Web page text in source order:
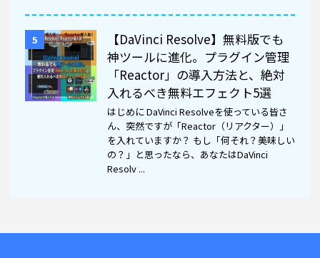
5
【DaVinci Resolve】無料版でも
神ツールに進化。プラグイン管理
「Reactor」の導入方法と、絶対
入れるべき無料エフェクト5選
はじめに DaVinci Resolveを使っている皆さ
ん、突然ですが「Reactor（リアクター）」
を入れていますか？ もし「何それ？美味しい
の？」と思ったなら、あなたはDaVinci
Resolv ...